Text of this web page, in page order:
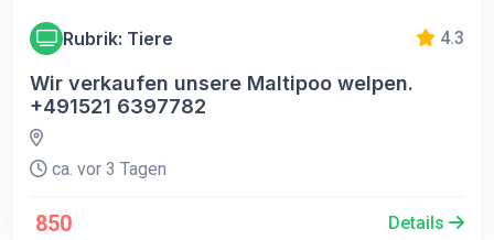
Rubrik: Tiere 4.3
Wir verkaufen unsere Maltipoo welpen.
+491521 6397782
ca. vor 3 Tagen
850 Details